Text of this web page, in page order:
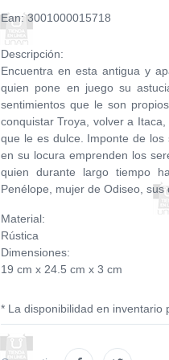
Ean: 3001000015718
Descripción:
Encuentra en esta antigua y
quien pone en juego su
sentimientos que le son
conquistar Troya, volver a
que le es dulce. Imponte de
en su locura emprenden los
quien durante largo tiempo
Penélope, mujer de Odiseo,
Material:
Rústica
Dimensiones:
19 cm x 24.5 cm x 3 cm
* La disponibilidad en inventario